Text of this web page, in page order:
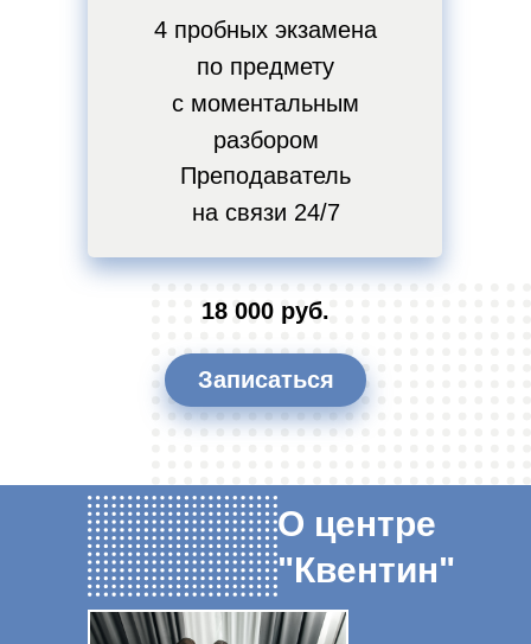
Записаться
18 000 руб.
4 пробных экзамена
по предмету
с моментальным
разбором
Преподаватель
на связи 24/7
О центре
"Квентин"